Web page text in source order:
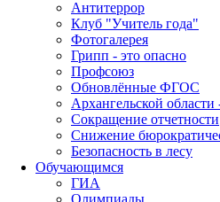
Антитеррор
Клуб "Учитель года"
Фотогалерея
Грипп - это опасно
Профсоюз
Обновлённые ФГОС
Архангельской области
Сокращение отчетности
Снижение
Безопасность в лесу
Обучающимся
ГИА
Олимпиады